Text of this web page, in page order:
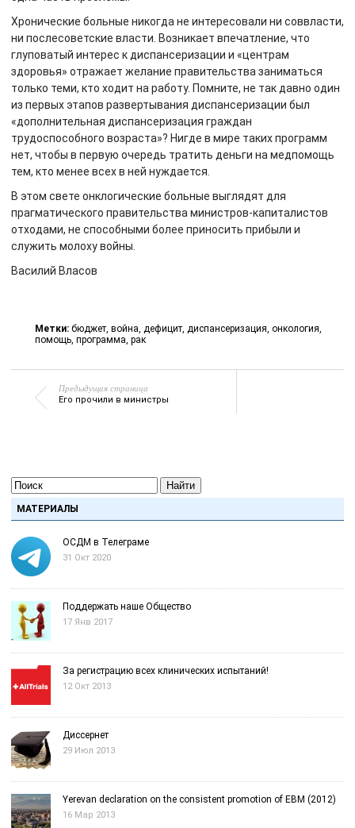
Хронические больные никогда не интересовали ни соввласти,
ни послесоветские власти. Возникает впечатление, что
глуповатый интерес к диспансеризации и «центрам
здоровья» отражает желание правительства заниматься
только теми, кто ходит на работу. Помните, не так давно один
из первых этапов развертывания диспансеризации был
«дополнительная диспансеризация граждан
трудоспособного возраста»? Нигде в мире таких программ
нет, чтобы в первую очередь тратить деньги на медпомощь
тем, кто менее всех в ней нуждается.
В этом свете онклогические больные выглядят для
прагматического правительства министров-капиталистов
отходами, не способными более приносить прибыли и
служить молоху войны.
Василий Власов
Метки: бюджет, война, дефицит, диспансеризация, онкология,
помощь, программа, рак
Предыдущая страница
Его прочили в министры
Найти
МАТЕРИАЛЫ
ОСДМ в Телеграме
31 Окт 2020
Поддержать наше Общество
17 Янв 2017
За регистрацию всех клинических испытаний!
12 Окт 2013
Диссернет
29 Июл 2013
Yerevan declaration on the consistent promotion of EBM (2012)
16 Мар 2013